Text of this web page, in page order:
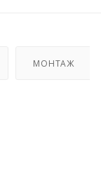
МОНТАЖ